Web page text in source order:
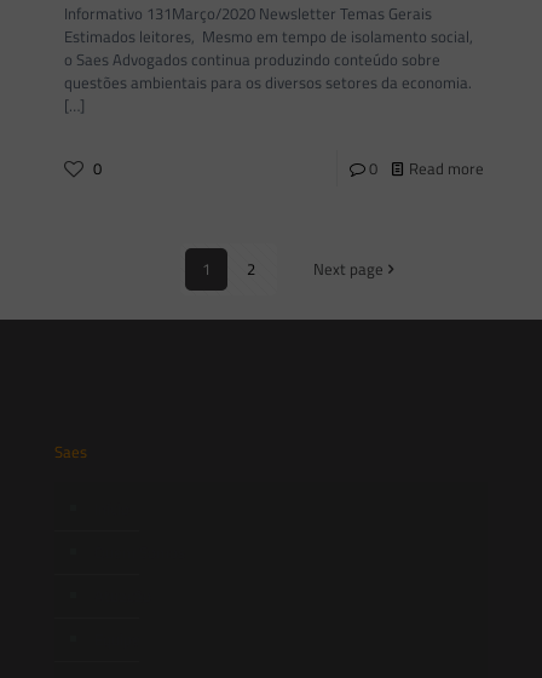
Informativo 131Março/2020 Newsletter Temas Gerais
Estimados leitores, Mesmo em tempo de isolamento social,
o Saes Advogados continua produzindo conteúdo sobre
questões ambientais para os diversos setores da economia.
[…]
0 0 Read more
1 2 Next page
Saes